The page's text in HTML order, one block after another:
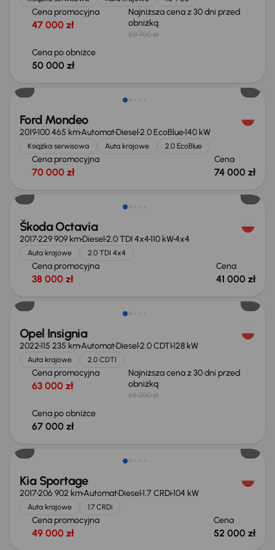
Cena promocyjna
47 000 zł
Najniższa cena z 30 dni przed
obniżką
50 700 zł
Cena po obniżce
50 000 zł
Ford Mondeo
2019100 465 kmAutomatDiesel2.0 EcoBlue140 kW
Książka serwisowa Auta krajowe 2.0 EcoBlue
Cena promocyjna
70 000 zł
Cena
74 000 zł
Škoda Octavia
2017229 909 kmDiesel2.0 TDI 4x4110 kW4x4
Auta krajowe 2.0 TDI 4x4
Cena promocyjna
38 000 zł
Cena
41 000 zł
Taniej o 1 000 zł
Opel Insignia
2022115 235 kmAutomatDiesel2.0 CDTI128 kW
Auta krajowe 2.0 CDTI
Cena promocyjna
63 000 zł
Najniższa cena z 30 dni przed
obniżką
68 000 zł
Cena po obniżce
67 000 zł
Kia Sportage
2017206 902 kmAutomatDiesel1.7 CRDi104 kW
Auta krajowe 1.7 CRDi
Cena promocyjna
49 000 zł
Cena
52 000 zł